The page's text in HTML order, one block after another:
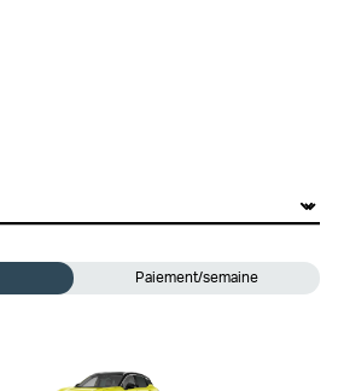
Paiement/semaine